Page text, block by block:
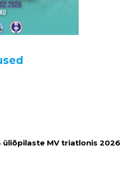
üliõpilaste MV triatlonis 2026